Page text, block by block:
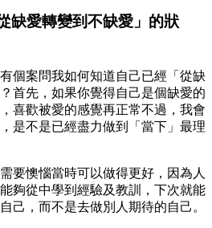
缺愛轉變到不缺愛」的狀
個案問我如何知道自己已經「從缺
首先，如果你覺得自己是個缺愛的
喜歡被愛的感覺再正常不過，我會
是不是已經盡力做到「當下」最理
要懊惱當時可以做得更好，因為人
夠從中學到經驗及教訓，下次就能
己，而不是去做別人期待的自己。